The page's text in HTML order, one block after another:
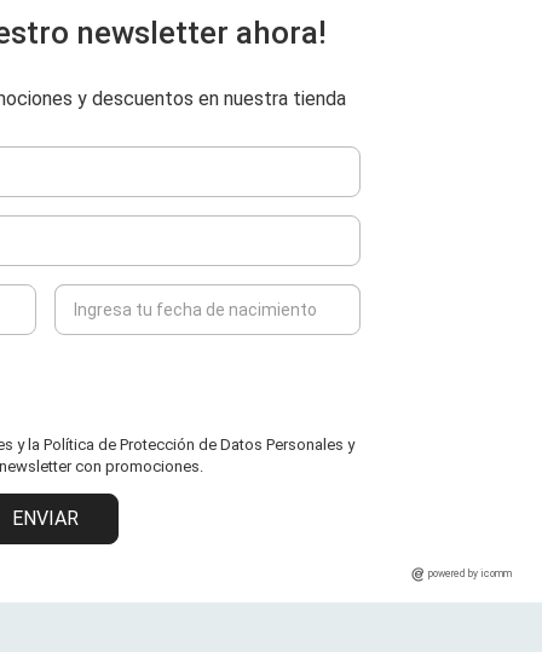
newsletter ahora!
y descuentos en nuestra tienda
y la Política de Protección de Datos Personales y
con promociones.
ENVIAR
powered by icomm